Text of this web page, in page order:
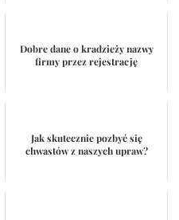
Dobre dane o kradzieży nazwy
firmy przez rejestrację
Jak skutecznie pozbyć się
chwastów z naszych upraw?